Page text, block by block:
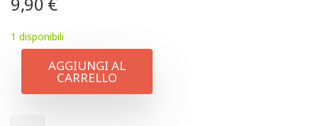
1 disponibili
AGGIUNGI AL
CARRELLO